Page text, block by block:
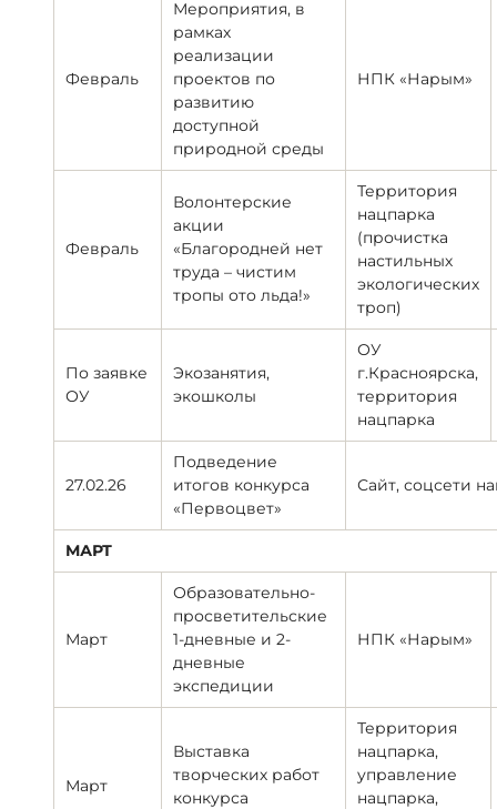
Февраль
Мероприятия, в
рамках
реализации
проектов по
развитию
доступной
природной среды
НПК «Нарым»
Февраль
Волонтерские
акции
«Благородней нет
труда – чистим
тропы ото льда!»
Территория
нацпарка
(прочистка
настильных
экологических
троп)
По заявке
ОУ
Экозанятия,
экошколы
ОУ
г.Красноярска,
территория
нацпарка
27.02.26
Подведение
итогов конкурса
«Первоцвет»
Сайт, соцсети
МАРТ
Март
Образовательно-
просветительские
1-дневные и 2-
дневные
экспедиции
НПК «Нарым»
Март
Выставка
творческих работ
конкурса
Территория
нацпарка,
управление
нацпарка,